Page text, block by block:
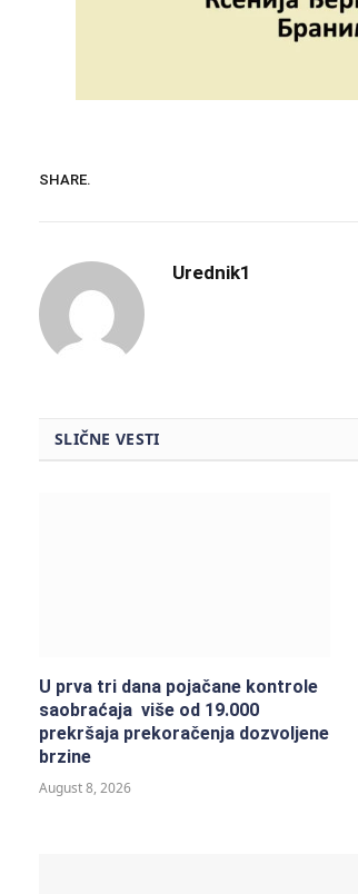
SHARE.
Urednik1
SLIČNE VESTI
U prva tri dana pojačane kontrole
saobraćaja više od 19.000
prekršaja prekoračenja dozvoljene
brzine
August 8, 2026